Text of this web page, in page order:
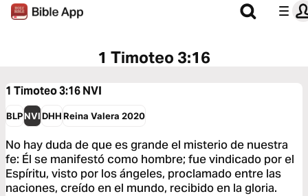
1 Timoteo 3:16
1 Timoteo 3:16NVI
BLPNVIDHHReina Valera 2020
No hay duda de que es grande el misterio de nuestra
fe: Él se manifestó como hombre; fue vindicado por el
Espíritu, visto por los ángeles, proclamado entre las
naciones, creído en el mundo, recibido en la gloria.